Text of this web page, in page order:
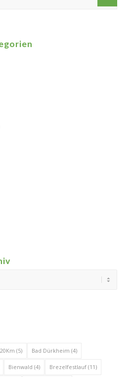
20Km (5) Bad Dürkheim (4)
Bienwald (4) Brezelfestlauf(11)